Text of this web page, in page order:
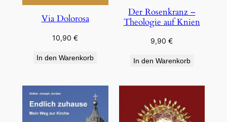
Via Dolorosa
10,90€
In den Warenkorb
Der Rosenkranz –
Theologie auf Knien
9,90€
In den Warenkorb